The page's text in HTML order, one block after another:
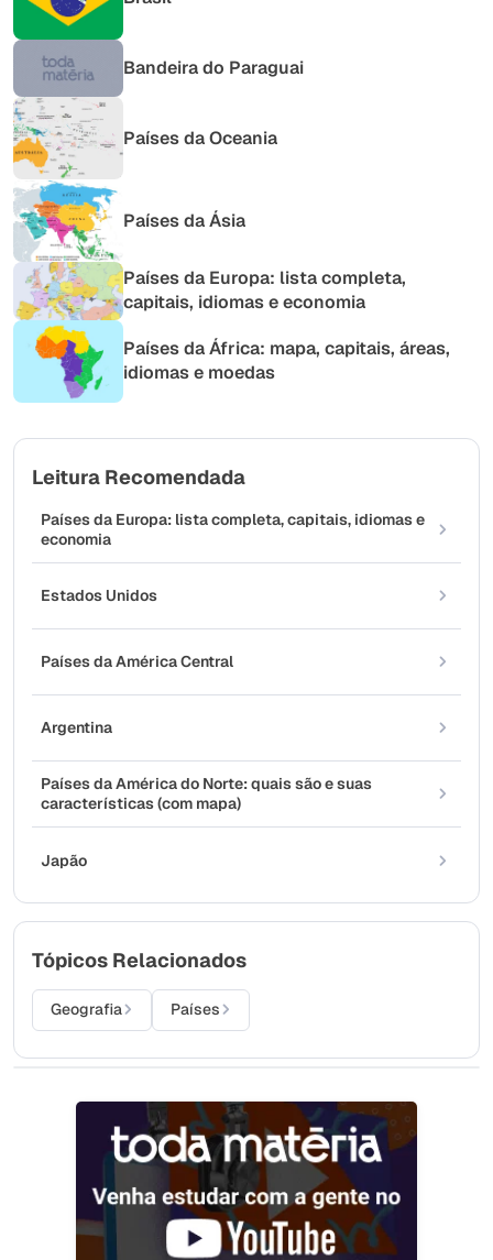
Bandeira do Paraguai
Países da Oceania
Países da Ásia
Países da Europa: lista completa,
capitais, idiomas e economia
Países da África: mapa, capitais, áreas,
idiomas e moedas
Leitura Recomendada
Países da Europa: lista completa, capitais, idiomas e
economia
Estados Unidos
Países da América Central
Argentina
Países da América do Norte: quais são e suas
características (com mapa)
Japão
Tópicos Relacionados
Geografia Países